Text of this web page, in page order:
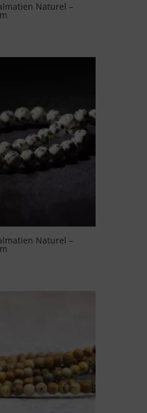
Naturel –
Naturel –